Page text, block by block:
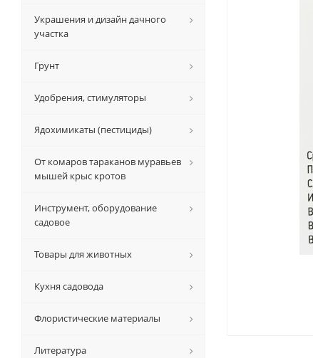
Украшения и дизайн дачного
участка
Грунт
Удобрения, стимуляторы
Ядохимикаты (пестициды)
От комаров тараканов муравьев
мышей крыс кротов
Инструмент, оборудование
садовое
Товары для животных
Кухня садовода
Флористические материалы
Литература